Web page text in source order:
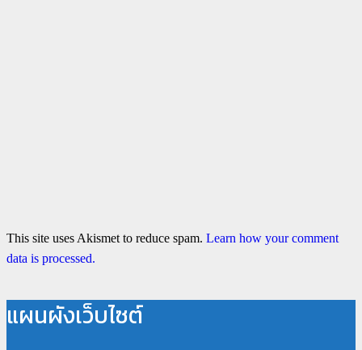
This site uses Akismet to reduce spam. Learn how your comment
data is processed.
แผนผังเว็บไซต์